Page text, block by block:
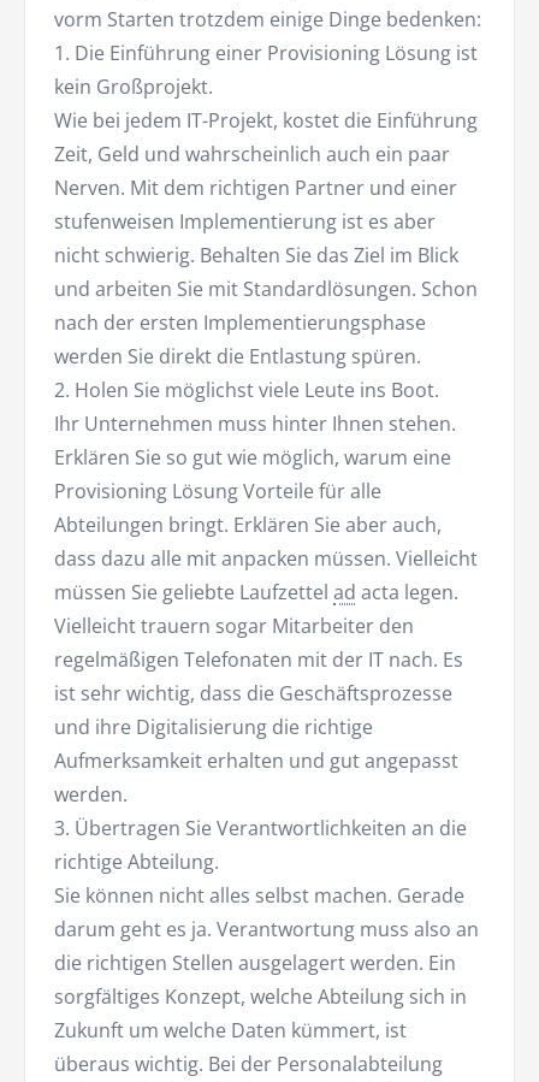
vorm Starten trotzdem einige Dinge bedenken:
1. Die Einführung einer Provisioning Lösung ist
kein Großprojekt.
Wie bei jedem IT-Projekt, kostet die Einführung
Zeit, Geld und wahrscheinlich auch ein paar
Nerven. Mit dem richtigen Partner und einer
stufenweisen Implementierung ist es aber
nicht schwierig. Behalten Sie das Ziel im Blick
und arbeiten Sie mit Standardlösungen. Schon
nach der ersten Implementierungsphase
werden Sie direkt die Entlastung spüren.
2. Holen Sie möglichst viele Leute ins Boot.
Ihr Unternehmen muss hinter Ihnen stehen.
Erklären Sie so gut wie möglich, warum eine
Provisioning Lösung Vorteile für alle
Abteilungen bringt. Erklären Sie aber auch,
dass dazu alle mit anpacken müssen. Vielleicht
müssen Sie geliebte Laufzettel ad acta legen.
Vielleicht trauern sogar Mitarbeiter den
regelmäßigen Telefonaten mit der IT nach. Es
ist sehr wichtig, dass die Geschäftsprozesse
und ihre Digitalisierung die richtige
Aufmerksamkeit erhalten und gut angepasst
werden.
3. Übertragen Sie Verantwortlichkeiten an die
richtige Abteilung.
Sie können nicht alles selbst machen. Gerade
darum geht es ja. Verantwortung muss also an
die richtigen Stellen ausgelagert werden. Ein
sorgfältiges Konzept, welche Abteilung sich in
Zukunft um welche Daten kümmert, ist
überaus wichtig. Bei der Personalabteilung